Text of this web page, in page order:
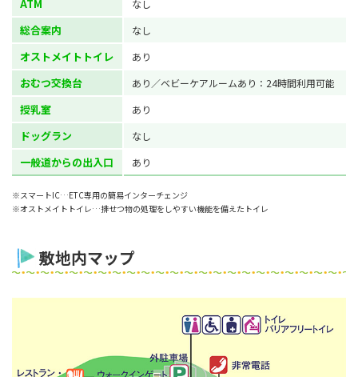
ATM なし
総合案内 なし
オストメイトトイレ あり
おむつ交換台 あり／ベビーケアルームあり：24時間利用可能
授乳室 あり
ドッグラン なし
一般道からの出入口 あり
※スマートIC…ETC専用の簡易インターチェンジ
※オストメイトトイレ…排せつ物の処理をしやすい機能を備えたトイレ
敷地内マップ